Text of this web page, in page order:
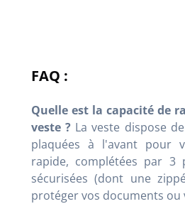
FAQ :
Quelle est la capacité de
veste ? La veste dispose
plaquées à l'avant pour
rapide, complétées par 3
sécurisées (dont une
protéger vos documents